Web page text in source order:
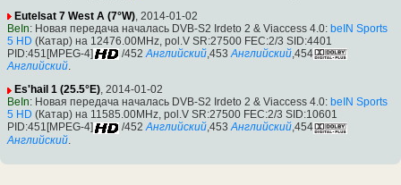
Eutelsat 7 West A (7°W), 2014-01-02
BeIn: Новая передача началась DVB-S2 Irdeto 2 & Viaccess 4.0: beIN Sports
5 HD (Катар) на 12476.00MHz, pol.V SR:27500 FEC:2/3 SID:4401
PID:451[MPEG-4]
/452 Английский,453 Английский,454
Английский.
Es'hail 1 (25.5°E), 2014-01-02
BeIn: Новая передача началась DVB-S2 Irdeto 2 & Viaccess 4.0: beIN Sports
5 HD (Катар) на 11585.00MHz, pol.V SR:27500 FEC:2/3 SID:10601
PID:451[MPEG-4]
/452 Английский,453 Английский,454
Английский